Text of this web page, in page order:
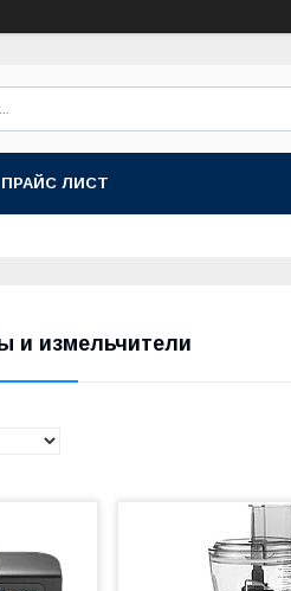
ПРАЙС ЛИСТ
и измельчители